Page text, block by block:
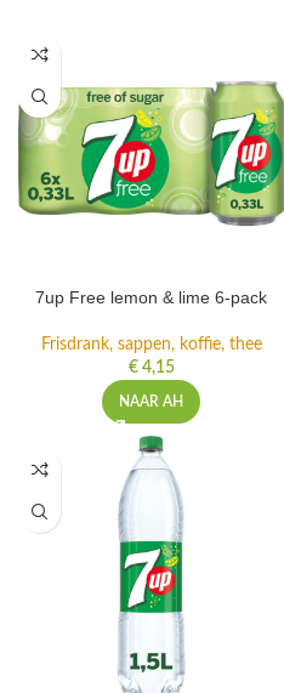
7up Free lemon & lime 6-pack
Frisdrank, sappen, koffie, thee
€4,15
NAAR AH